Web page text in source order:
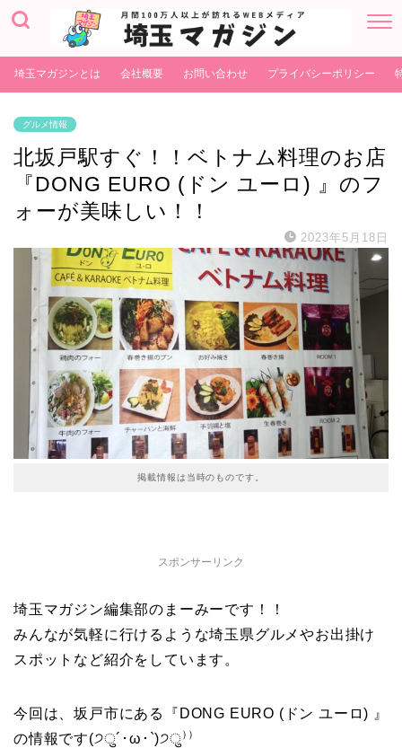
埼玉マガジンとは 会社概要 お問い合わせ プライバシーポリシー
グルメ情報
北坂戸駅すぐ！！ベトナム料理のお店
『DONG EURO (ドン ユーロ) 』のフ
ォーが美味しい！！
2023年5月18日
掲載情報は当時のものです。
スポンサーリンク
埼玉マガジン編集部のまーみーです！！
みんなが気軽に行けるような埼玉県グルメやお出掛け
スポットなど紹介をしています。
今回は、坂戸市にある『DONG EURO (ドン ユーロ) 』
の情報です(੭ु´･ω･`)੭ु⁾⁾